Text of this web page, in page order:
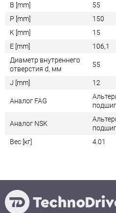
B [mm]
55
P [mm]
150
K [mm]
15
E [mm]
106,1
Диаметр внутреннего
отверстия d, мм
55
J [mm] 12
Аналог FAG
Аналог NSK
Вес [кг]
4.01